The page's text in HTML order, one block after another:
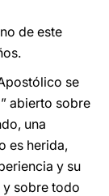
de este
se
abierto sobre
una
es herida,
y su
sobre todo